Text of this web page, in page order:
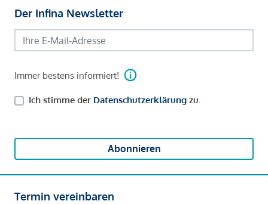
Der Infina Newsletter
Immer bestens informiert!
Ich stimme der Datenschutzerklärung zu.
Abonnieren
Termin vereinbaren